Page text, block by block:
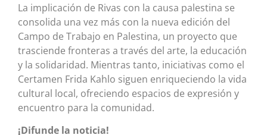
La implicación de Rivas con la causa palestina se
consolida una vez más con la nueva edición del
Campo de Trabajo en Palestina, un proyecto que
trasciende fronteras a través del arte, la educación
y la solidaridad. Mientras tanto, iniciativas como el
Certamen Frida Kahlo siguen enriqueciendo la vida
cultural local, ofreciendo espacios de expresión y
encuentro para la comunidad.
¡Difunde la noticia!